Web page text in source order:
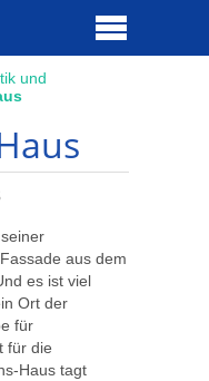
und
aus dem
es ist viel
Ort der
für
für die
Haus tagt